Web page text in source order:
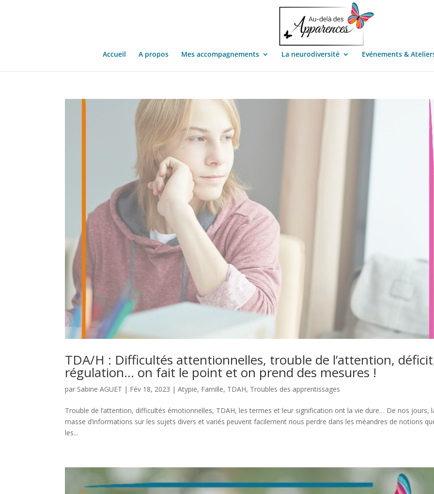
Accueil A propos Mes accompagnements La neurodiversité Evénements &
TDA/H : Difficultés attentionnelles, trouble de l’attention,
régulation… on fait le point et on prend des mesures !
par Sabine AGUET | Fév 18, 2023 |Atypie, Famille, TDAH, Troubles des apprentissages
Trouble de l’attention, difficultés émotionnelles, TDAH, les termes et leur signification ont la vie dure… De nos jours,
masse d’informations sur les sujets divers et variés peuvent facilement nous perdre dans les méandres de notions
les...